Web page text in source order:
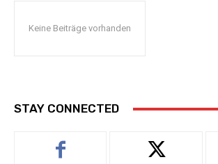
Keine Beiträge vorhanden
STAY CONNECTED